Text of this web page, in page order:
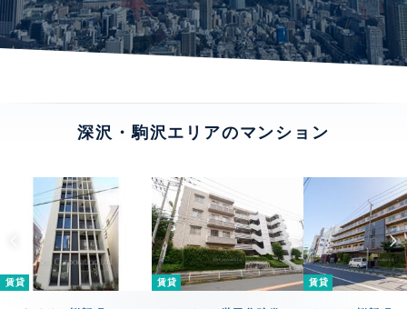
深沢・駒沢エリアのマンション
賃貸 賃貸 賃貸